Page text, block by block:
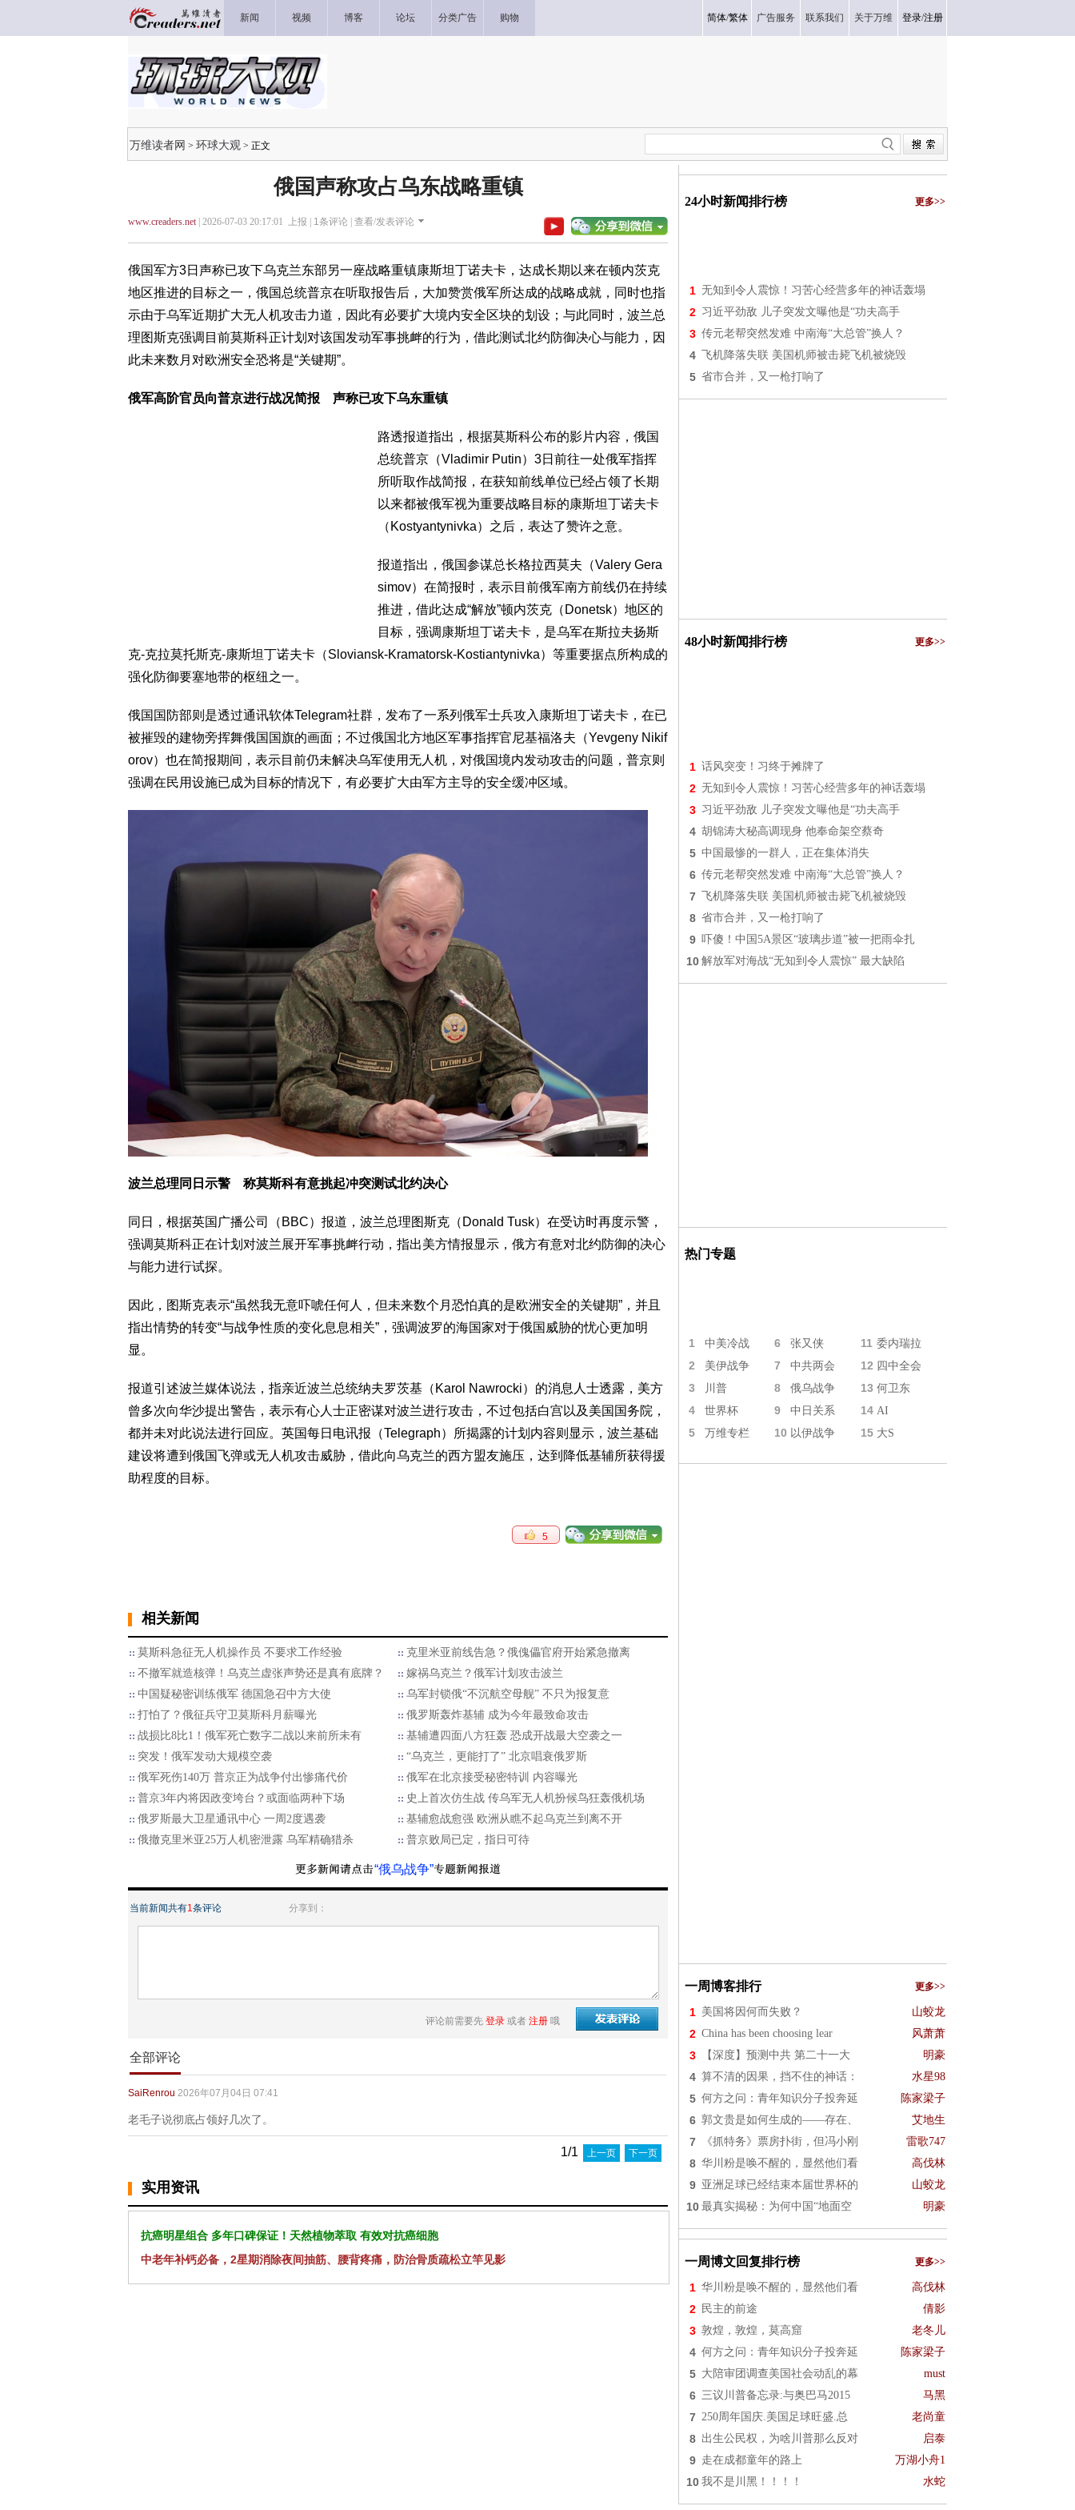
新闻 视频 博客 论坛 分类广告 购物 简体/繁体 广告服务 联系我们 关于万维 登录/注册
万维读者网 > 环球大观 > 正文
俄国声称攻占乌东战略重镇
www.creaders.net| 2026-07-03 20:17:01 上报 | 1条评论 | 查看/发表评论
俄国军方3日声称已攻下乌克兰东部另一座战略重镇康斯坦丁诺夫卡，达成长期以来在顿内茨克
地区推进的目标之一，俄国总统普京在听取报告后，大加赞赏俄军所达成的战略成就，同时也指
示由于乌军近期扩大无人机攻击力道，因此有必要扩大境内安全区块的划设；与此同时，波兰总
理图斯克强调目前莫斯科正计划对该国发动军事挑衅的行为，借此测试北约防御决心与能力，因
此未来数月对欧洲安全恐将是“关键期”。
俄军高阶官员向普京进行战况简报 声称已攻下乌东重镇
路透报道指出，根据莫斯科公布的影片内容，俄国
总统普京（Vladimir Putin）3日前往一处俄军指挥
所听取作战简报，在获知前线单位已经占领了长期
以来都被俄军视为重要战略目标的康斯坦丁诺夫卡
（Kostyantynivka）之后，表达了赞许之意。
报道指出，俄国参谋总长格拉西莫夫（Valery Gera
simov）在简报时，表示目前俄军南方前线仍在持续
推进，借此达成“解放”顿内茨克（Donetsk）地区的
目标，强调康斯坦丁诺夫卡，是乌军在斯拉夫扬斯
克-克拉莫托斯克-康斯坦丁诺夫卡（Sloviansk-Kramatorsk-Kostiantynivka）等重要据点所构成的
强化防御要塞地带的枢纽之一。
俄国国防部则是透过通讯软体Telegram社群，发布了一系列俄军士兵攻入康斯坦丁诺夫卡，在已
被摧毁的建物旁挥舞俄国国旗的画面；不过俄国北方地区军事指挥官尼基福洛夫（Yevgeny Nikif
orov）也在简报期间，表示目前仍未解决乌军使用无人机，对俄国境内发动攻击的问题，普京则
强调在民用设施已成为目标的情况下，有必要扩大由军方主导的安全缓冲区域。
波兰总理同日示警 称莫斯科有意挑起冲突测试北约决心
同日，根据英国广播公司（BBC）报道，波兰总理图斯克（Donald Tusk）在受访时再度示警，
强调莫斯科正在计划对波兰展开军事挑衅行动，指出美方情报显示，俄方有意对北约防御的决心
与能力进行试探。
因此，图斯克表示“虽然我无意吓唬任何人，但未来数个月恐怕真的是欧洲安全的关键期”，并且
指出情势的转变“与战争性质的变化息息相关”，强调波罗的海国家对于俄国威胁的忧心更加明
显。
报道引述波兰媒体说法，指亲近波兰总统纳夫罗茨基（Karol Nawrocki）的消息人士透露，美方
曾多次向华沙提出警告，表示有心人士正密谋对波兰进行攻击，不过包括白宫以及美国国务院，
都并未对此说法进行回应。英国每日电讯报（Telegraph）所揭露的计划内容则显示，波兰基础
建设将遭到俄国飞弹或无人机攻击威胁，借此向乌克兰的西方盟友施压，达到降低基辅所获得援
助程度的目标。
5
相关新闻
莫斯科急征无人机操作员 不要求工作经验
克里米亚前线告急？俄傀儡官府开始紧急撤离
不撤军就造核弹！乌克兰虚张声势还是真有底牌？
嫁祸乌克兰？俄军计划攻击波兰
中国疑秘密训练俄军 德国急召中方大使
乌军封锁俄“不沉航空母舰” 不只为报复意
打怕了？俄征兵守卫莫斯科月薪曝光
俄罗斯轰炸基辅 成为今年最致命攻击
战损比8比1！俄军死亡数字二战以来前所未有
基辅遭四面八方狂轰 恐成开战最大空袭之一
突发！俄军发动大规模空袭
“乌克兰，更能打了” 北京唱衰俄罗斯
俄军死伤140万 普京正为战争付出惨痛代价
俄军在北京接受秘密特训 内容曝光
普京3年内将因政变垮台？或面临两种下场
史上首次仿生战 传乌军无人机扮候鸟狂轰俄机场
俄罗斯最大卫星通讯中心 一周2度遇袭
基辅愈战愈强 欧洲从瞧不起乌克兰到离不开
俄撤克里米亚25万人机密泄露 乌军精确猎杀
普京败局已定，指日可待
“俄乌战争”
当前新闻共有1条评论 分享到：
评论前需要先 登录 或者 注册 哦
全部评论
SaiRenrou 2026年07月04日 07:41
老毛子说彻底占领好几次了。
1/1 上一页 下一页
实用资讯
抗癌明星组合 多年口碑保证！天然植物萃取 有效对抗癌细胞
中老年补钙必备，2星期消除夜间抽筋、腰背疼痛，防治骨质疏松立竿见影
24小时新闻排行榜 更多>>
1 无知到令人震惊！习苦心经营多年的神话轰塌
2 习近平劲敌 儿子突发文曝他是“功夫高手
3 传元老帮突然发难 中南海“大总管”换人？
4 飞机降落失联 美国机师被击毙飞机被烧毁
5 省市合并，又一枪打响了
48小时新闻排行榜 更多>>
1 话风突变！习终于摊牌了
2 无知到令人震惊！习苦心经营多年的神话轰塌
3 习近平劲敌 儿子突发文曝他是“功夫高手
4 胡锦涛大秘高调现身 他奉命架空蔡奇
5 中国最惨的一群人，正在集体消失
6 传元老帮突然发难 中南海“大总管”换人？
7 飞机降落失联 美国机师被击毙飞机被烧毁
8 省市合并，又一枪打响了
9 吓傻！中国5A景区“玻璃步道”被一把雨伞扎
10 解放军对海战“无知到令人震惊” 最大缺陷
热门专题
1 中美冷战 6 张又侠 11 委内瑞拉
2 美伊战争 7 中共两会 12 四中全会
3 川普 8 俄乌战争 13 何卫东
4 世界杯 9 中日关系 14 AI
5 万维专栏 10 以伊战争 15 大S
一周博客排行 更多>>
1 美国将因何而失败？ 山蛟龙
2 China has been choosing lear 风萧萧
3 【深度】预测中共 第二十一大 明豪
4 算不清的因果，挡不住的神话： 水星98
5 何方之问：青年知识分子投奔延 陈家梁子
6 郭文贵是如何生成的——存在、 艾地生
7 《抓特务》票房扑街，但冯小刚 雷歌747
8 华川粉是唤不醒的，显然他们看 高伐林
9 亚洲足球已经结束本届世界杯的 山蛟龙
10 最真实揭秘：为何中国“地面空 明豪
一周博文回复排行榜 更多>>
1 华川粉是唤不醒的，显然他们看 高伐林
2 民主的前途 倩影
3 敦煌，敦煌，莫高窟 老冬儿
4 何方之问：青年知识分子投奔延 陈家梁子
5 大陪审团调查美国社会动乱的幕 must
6 三议川普备忘录:与奥巴马2015 马黑
7 250周年国庆.美国足球旺盛.总 老尚童
8 出生公民权，为啥川普那么反对 启泰
9 走在成都童年的路上 万湖小舟1
10 我不是川黑！！！！ 水蛇